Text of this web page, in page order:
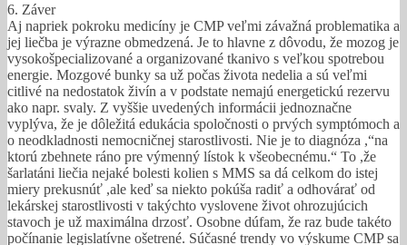
6. Záver
Aj napriek pokroku medicíny je CMP veľmi závažná problematika a
jej liečba je výrazne obmedzená. Je to hlavne z dôvodu, že mozog je
vysokošpecializované a organizované tkanivo s veľkou spotrebou
energie. Mozgové bunky sa už počas života nedelia a sú veľmi
citlivé na nedostatok živín a v podstate nemajú energetickú rezervu
ako napr. svaly. Z vyššie uvedených informácii jednoznačne
vyplýva, že je dôležitá edukácia spoločnosti o prvých symptómoch a
o neodkladnosti nemocničnej starostlivosti. Nie je to diagnóza ,“na
ktorú zbehnete ráno pre výmenný lístok k všeobecnému.“ To ,že
šarlatáni liečia nejaké bolesti kolien s MMS sa dá celkom do istej
miery prekusnúť ,ale keď sa niekto pokúša radiť a odhovárať od
lekárskej starostlivosti v takýchto vyslovene život ohrozujúcich
stavoch je už maximálna drzosť. Osobne dúfam, že raz bude takéto
počínanie legislatívne ošetrené. Súčasné trendy vo výskume CMP sa